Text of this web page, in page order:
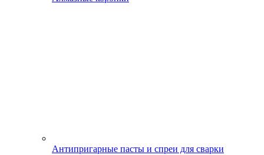
Антипригарные пасты и спреи для сварки